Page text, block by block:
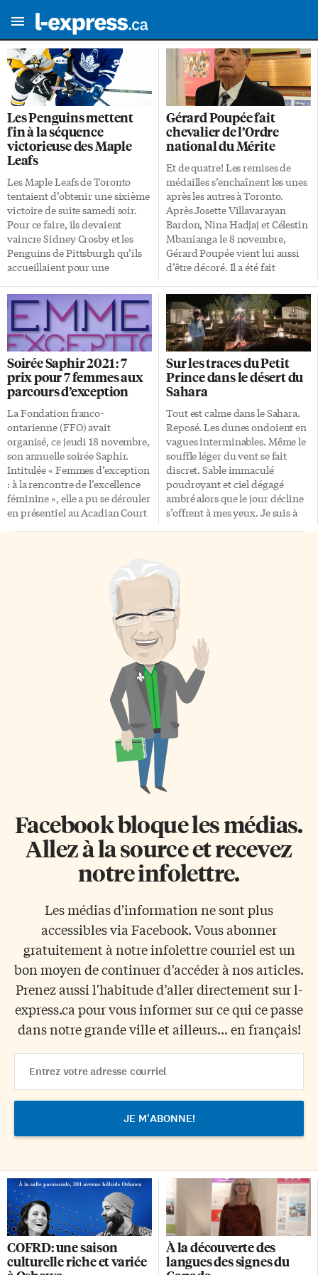
Les Penguins mettent
fin à la séquence
victorieuse des Maple
Leafs
Les Maple Leafs de Toronto
tentaient d’obtenir une sixième
victoire de suite samedi soir.
Pour ce faire, ils devaient
vaincre Sidney Crosby et les
Penguins de Pittsburgh qu’ils
accueillaient pour une
février 2020. Devant une foule
de 19 531 personnes, la plus
nombreuse de la saison jusqu’à
présent, les Maple Leafs se sont
heurtés à une équipe meilleure
qu’eux. Les Penguins ont pris le
contrôle du match rapidement
en première période en
marquant 2 buts et le gardien
Tristan Jarry n’a rien laissé
passer. Défaite de 2-0 pour les
Maple Leafs. Une deuxième
défaite seulement […]
Gérard Poupée fait
chevalier de l’Ordre
national du Mérite
Et de quatre! Les remises de
médailles s’enchaînent les unes
après les autres à Toronto.
Après Josette Villavarayan
Bardon, Nina Hadjaj et Célestin
Mbanianga le 8 novembre,
Gérard Poupée vient lui aussi
d’être décoré. Il a été fait
du Mérite ce jeudi 18 à la
Toronto French School (TFS).
Institué en 1963 par le Général
de Gaulle, l’Ordre national du
Mérite a pour objectif de
«donner à la nation des
exemples qui seraient des
visages incarnant les valeurs de
la République. Valoriser des
talents et des forces vives». «Et
reconnaître la diversité de la
société française», […]
Soirée Saphir 2021 : 7
prix pour 7 femmes aux
parcours d’exception
La Fondation franco-
ontarienne (FFO) avait
organisé, ce jeudi 18 novembre,
son annuelle soirée Saphir.
Intitulée « Femmes d’exception
: à la rencontre de l’excellence
féminine », elle a pu se dérouler
en présentiel au Acadian Court
femmes exceptionnelles pour
leur engagement envers la
ontarienne. Le président de la
FFO Gilles Marchildon, la
députée fédérale D’Orléans
Marie-France Lalonde, ou
encore la députée d’Ottawa-
Vanier Lucille Collard ont
chacun pris la parole pour
souligner la place des femmes et
l’importance de célébrer leur
excellence. Caroline Mulroney,
Sur les traces du Petit
Prince dans le désert du
Sahara
Tout est calme dans le Sahara.
Reposé. Les dunes ondoient en
vagues interminables. Même le
souffle léger du vent se fait
discret. Sable immaculé
poudroyant et ciel dégagé
ambré alors que le jour décline
s’offrent à mes yeux. Je suis à
m’enfoncer dans le désert. Je
regarde le soleil glisser
lentement dans le sable. «S’il
vous plaît… Dessine-moi un
mouton.» Il serait là immobile à
m’observer de ses grands yeux
graves d’enfant. Je n’aurais pas
été surprise comme […]
Facebook bloque les médias.
Allez à la source et recevez
notre infolettre.
Les médias d'information ne sont plus
accessibles via Facebook. Vous abonner
gratuitement à notre infolettre courriel est un
bon moyen de continuer d’accéder à nos articles.
Prenez aussi l'habitude d’aller directement sur l-
express.ca pour vous informer sur ce qui ce passe
dans notre grande ville et ailleurs... en français!
Address
COFRD: une saison
culturelle riche et variée
À la découverte des
langues des signes du